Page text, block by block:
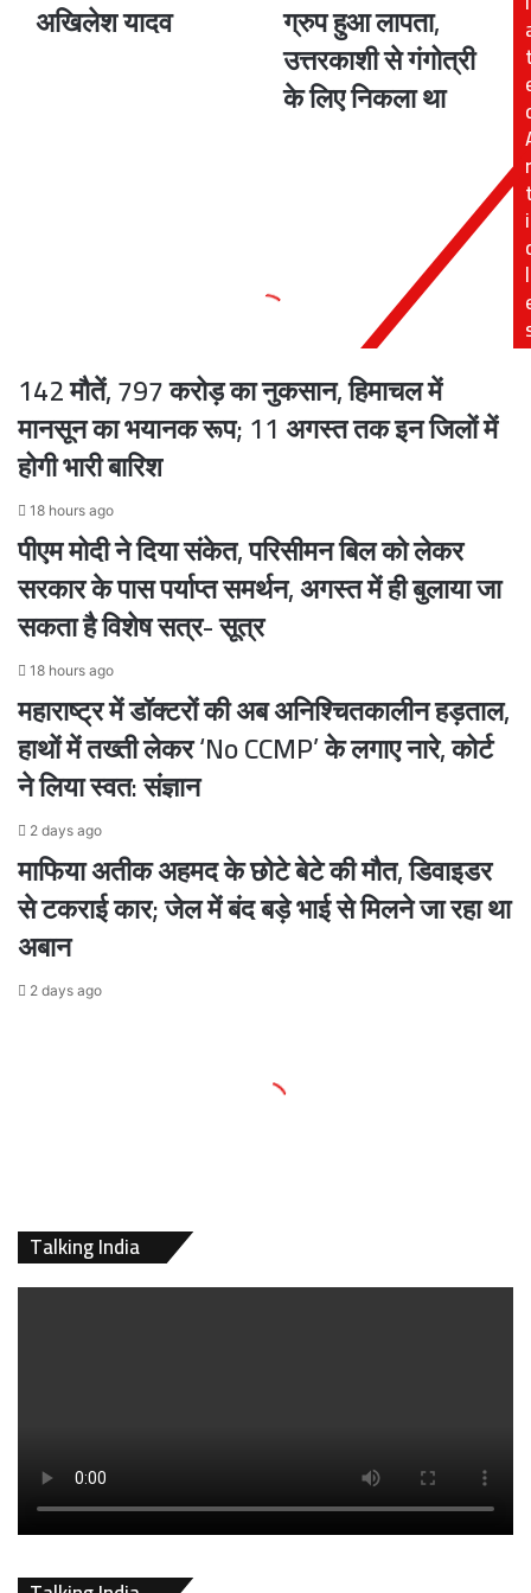
खिलाफ
अखिलेश यादव
28
केरलवासियों
का
ग्रुप
हुआ
ग्रुप हुआ लापता,
उत्तरकाशी से गंगोत्री
के लिए निकला था
r
i
l
142 मौतें, 797 करोड़ का नुकसान, हिमाचल में
मानसून का भयानक रूप; 11 अगस्त तक इन जिलों में
होगी भारी बारिश
18 hours ago
पीएम मोदी ने दिया संकेत, परिसीमन बिल को लेकर
सरकार के पास पर्याप्त समर्थन, अगस्त में ही बुलाया जा
सकता है विशेष सत्र- सूत्र
18 hours ago
महाराष्ट्र में डॉक्टरों की अब अनिश्चितकालीन हड़ताल,
हाथों में तख्ती लेकर ‘No CCMP’ के लगाए नारे, कोर्ट
ने लिया स्वत: संज्ञान
2 days ago
माफिया अतीक अहमद के छोटे बेटे की मौत, डिवाइडर
से टकराई कार; जेल में बंद बड़े भाई से मिलने जा रहा था
अबान
2 days ago
Talking India